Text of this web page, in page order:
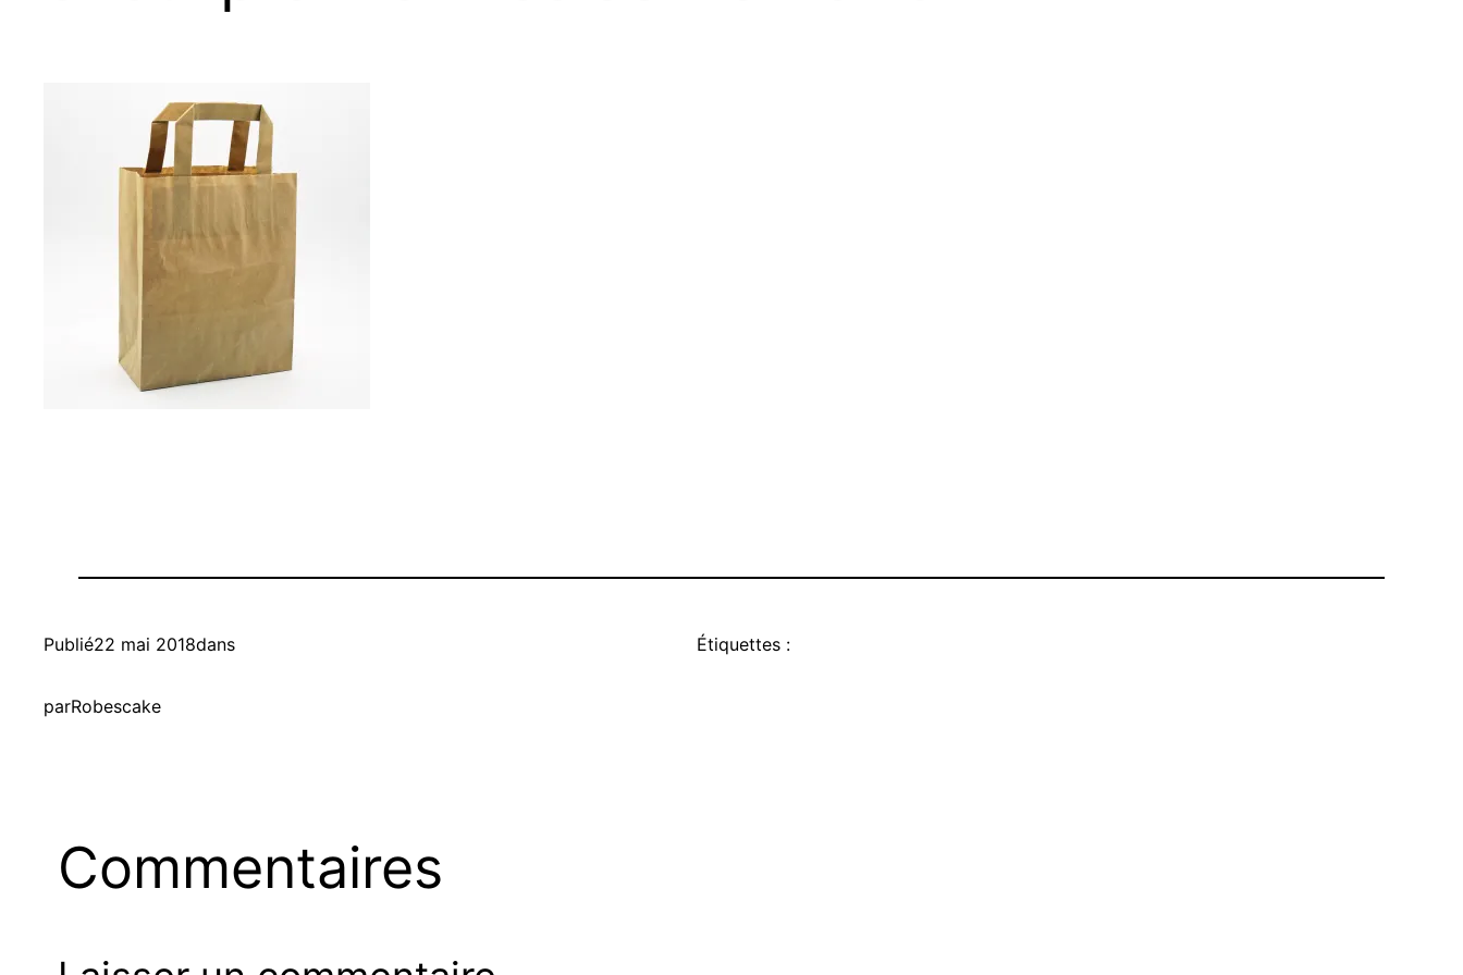
Publié22 mai 2018dans
parRobescake
Étiquettes :
Commentaires